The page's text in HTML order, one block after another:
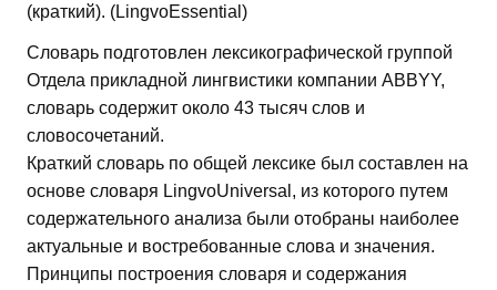
(краткий). (LingvoEssential)
Словарь подготовлен лексикографической группой
Отдела прикладной лингвистики компании ABBYY,
словарь содержит около 43 тысяч слов и
словосочетаний.
Краткий словарь по общей лексике был составлен на
основе словаря LingvoUniversal, из которого путем
содержательного анализа были отобраны наиболее
актуальные и востребованные слова и значения.
Принципы построения словаря и содержания